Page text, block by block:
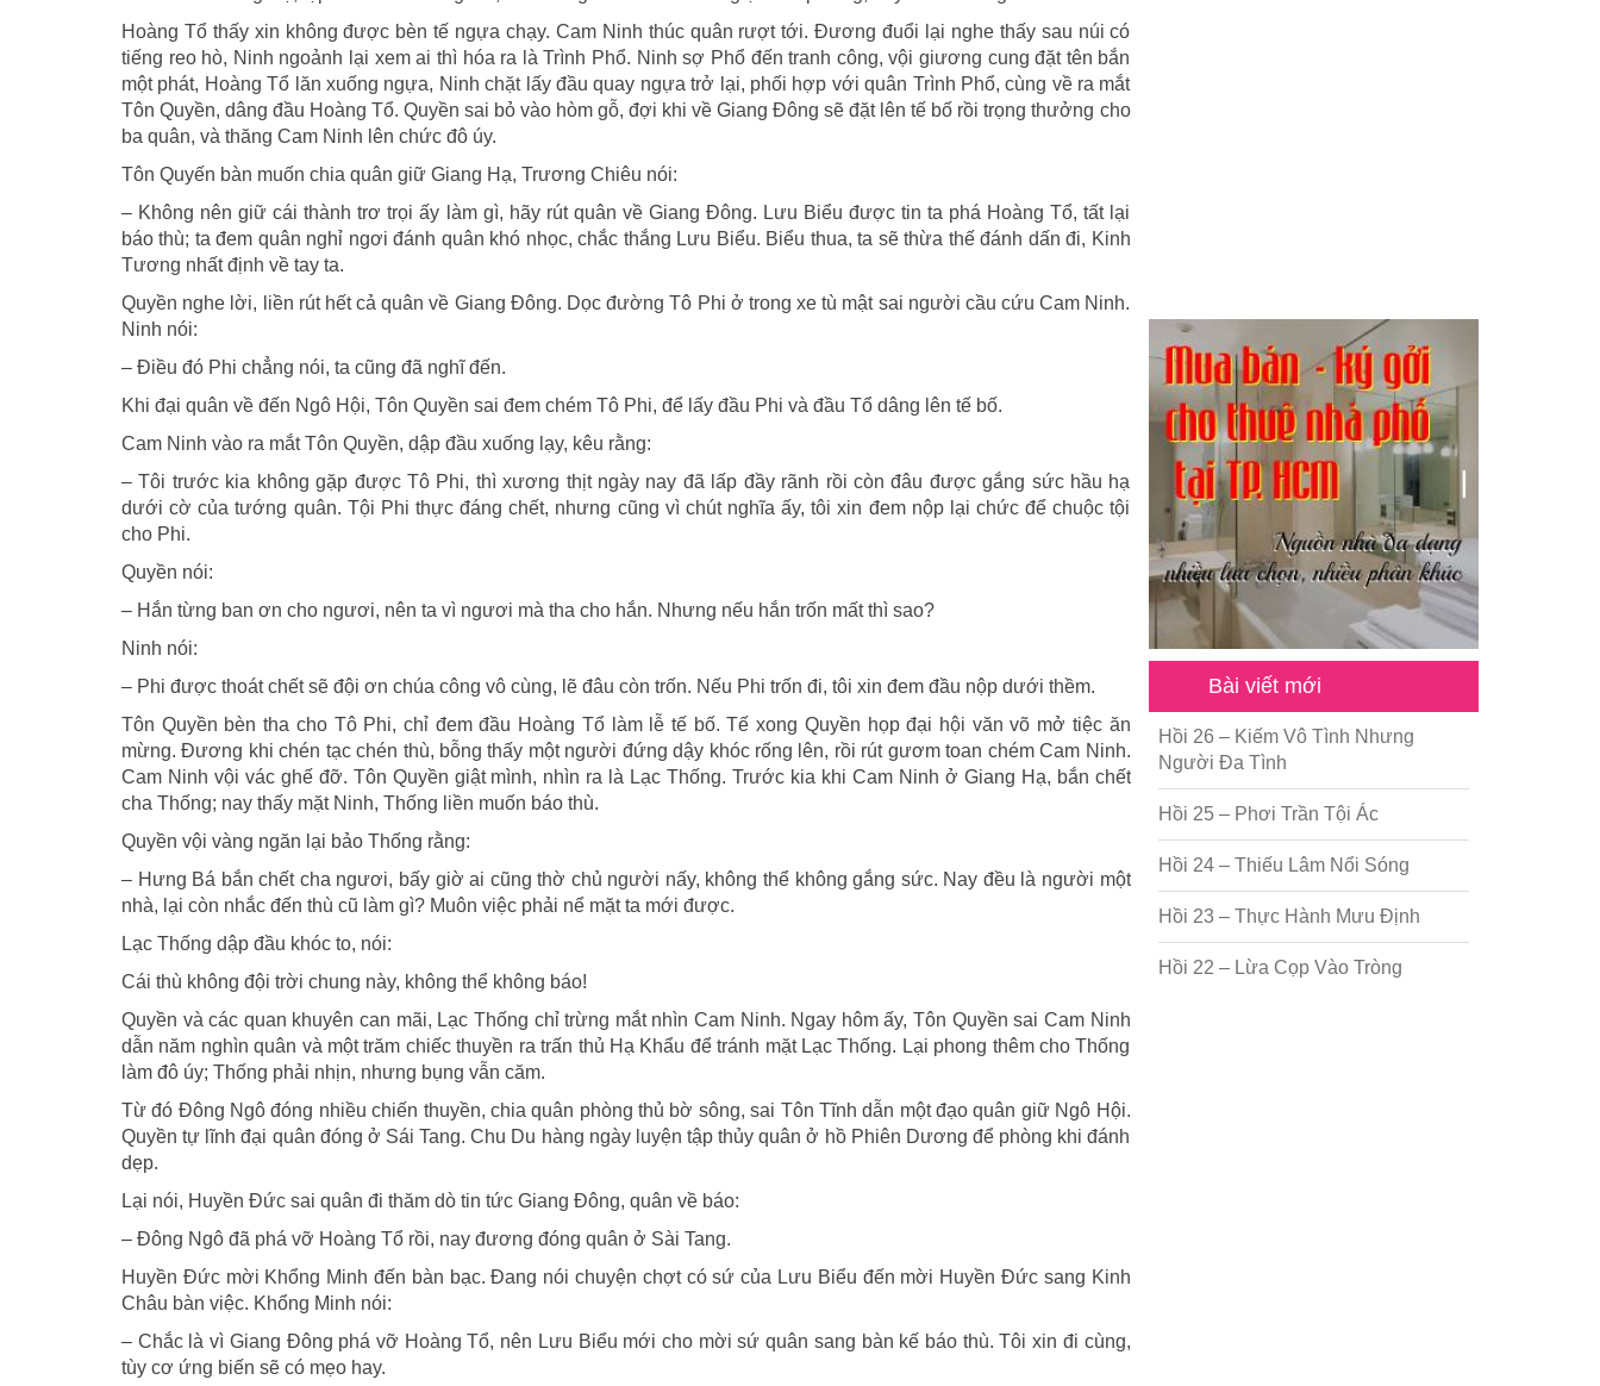
Hoàng Tổ thấy xin không được bèn tế ngựa chạy. Cam Ninh thúc quân rượt tới. Đương đuổi lại nghe thấy sau núi có
tiếng reo hò, Ninh ngoảnh lại xem ai thì hóa ra là Trình Phổ. Ninh sợ Phổ đến tranh công, vội giương cung đặt tên bắn
một phát, Hoàng Tổ lăn xuống ngựa, Ninh chặt lấy đầu quay ngựa trở lại, phối hợp với quân Trình Phổ, cùng về ra mắt
Tôn Quyền, dâng đầu Hoàng Tổ. Quyền sai bỏ vào hòm gỗ, đợi khi về Giang Đông sẽ đặt lên tế bố rồi trọng thưởng cho
ba quân, và thăng Cam Ninh lên chức đô úy.
Tôn Quyến bàn muốn chia quân giữ Giang Hạ, Trương Chiêu nói:
– Không nên giữ cái thành trơ trọi ấy làm gì, hãy rút quân về Giang Đông. Lưu Biểu được tin ta phá Hoàng Tổ, tất lại
báo thù; ta đem quân nghỉ ngơi đánh quân khó nhọc, chắc thắng Lưu Biểu. Biểu thua, ta sẽ thừa thế đánh dấn đi, Kinh
Tương nhất định về tay ta.
Quyền nghe lời, liền rút hết cả quân về Giang Đông. Dọc đường Tô Phi ở trong xe tù mật sai người cầu cứu Cam Ninh.
Ninh nói:
– Điều đó Phi chẳng nói, ta cũng đã nghĩ đến.
Khi đại quân về đến Ngô Hội, Tôn Quyền sai đem chém Tô Phi, để lấy đầu Phi và đầu Tổ dâng lên tế bố.
Cam Ninh vào ra mắt Tôn Quyền, dập đầu xuống lạy, kêu rằng:
– Tôi trước kia không gặp được Tô Phi, thì xương thịt ngày nay đã lấp đầy rãnh rồi còn đâu được gắng sức hầu hạ
dưới cờ của tướng quân. Tội Phi thực đáng chết, nhưng cũng vì chút nghĩa ấy, tôi xin đem nộp lại chức để chuộc tội
cho Phi.
Quyền nói:
– Hắn từng ban ơn cho ngươi, nên ta vì ngươi mà tha cho hắn. Nhưng nếu hắn trốn mất thì sao?
Ninh nói:
– Phi được thoát chết sẽ đội ơn chúa công vô cùng, lẽ đâu còn trốn. Nếu Phi trốn đi, tôi xin đem đầu nộp dưới thềm.
Tôn Quyền bèn tha cho Tô Phi, chỉ đem đầu Hoàng Tổ làm lễ tế bố. Tế xong Quyền họp đại hội văn võ mở tiệc ăn
mừng. Đương khi chén tạc chén thù, bỗng thấy một người đứng dậy khóc rống lên, rồi rút gươm toan chém Cam Ninh.
Cam Ninh vội vác ghế đỡ. Tôn Quyền giật mình, nhìn ra là Lạc Thống. Trước kia khi Cam Ninh ở Giang Hạ, bắn chết
cha Thống; nay thấy mặt Ninh, Thống liền muốn báo thù.
Quyền vội vàng ngăn lại bảo Thống rằng:
– Hưng Bá bắn chết cha ngươi, bấy giờ ai cũng thờ chủ người nấy, không thể không gắng sức. Nay đều là người một
nhà, lại còn nhắc đến thù cũ làm gì? Muôn việc phải nể mặt ta mới được.
Lạc Thống dập đầu khóc to, nói:
Cái thù không đội trời chung này, không thể không báo!
Quyền và các quan khuyên can mãi, Lạc Thống chỉ trừng mắt nhìn Cam Ninh. Ngay hôm ấy, Tôn Quyền sai Cam Ninh
dẫn năm nghìn quân và một trăm chiếc thuyền ra trấn thủ Hạ Khẩu để tránh mặt Lạc Thống. Lại phong thêm cho Thống
làm đô úy; Thống phải nhịn, nhưng bụng vẫn căm.
Từ đó Đông Ngô đóng nhiều chiến thuyền, chia quân phòng thủ bờ sông, sai Tôn Tĩnh dẫn một đạo quân giữ Ngô Hội.
Quyền tự lĩnh đại quân đóng ở Sái Tang. Chu Du hàng ngày luyện tập thủy quân ở hồ Phiên Dương để phòng khi đánh
dẹp.
Lại nói, Huyền Đức sai quân đi thăm dò tin tức Giang Đông, quân về báo:
– Đông Ngô đã phá vỡ Hoàng Tổ rồi, nay đương đóng quân ở Sài Tang.
Huyền Đức mời Khổng Minh đến bàn bạc. Đang nói chuyện chợt có sứ của Lưu Biểu đến mời Huyền Đức sang Kinh
Châu bàn việc. Khổng Minh nói:
– Chắc là vì Giang Đông phá vỡ Hoàng Tổ, nên Lưu Biểu mới cho mời sứ quân sang bàn kế báo thù. Tôi xin đi cùng,
tùy cơ ứng biến sẽ có mẹo hay.
Bài viết mới
Hồi 26 – Kiếm Vô Tình Nhưng
Người Đa Tình
Hồi 25 – Phơi Trần Tội Ác
Hồi 24 – Thiếu Lâm Nổi Sóng
Hồi 23 – Thực Hành Mưu Định
Hồi 22 – Lừa Cọp Vào Tròng